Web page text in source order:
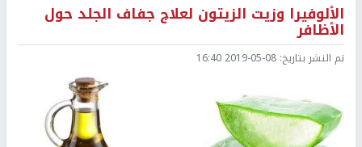
الألوفيرا وزيت الزيتون لعلاج جفاف الجلد حول
الأظافر
تم النشر بتاريخ: 2019-05-08 16:40